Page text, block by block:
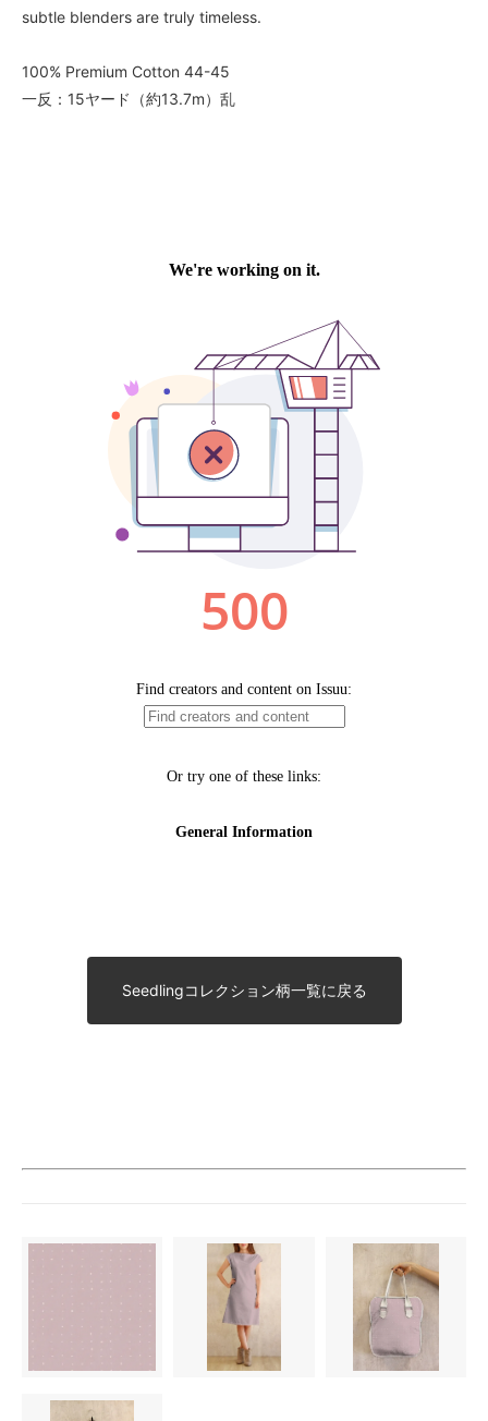
subtle blenders are truly timeless.
100% Premium Cotton 44-45
一反：15ヤード（約13.7m）乱
Seedlingコレクション柄一覧に戻る